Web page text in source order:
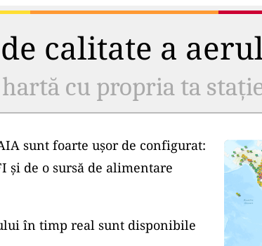
calitate a
cu propria ta
sunt foarte ușor de configurat:
și de o sursă de alimentare
în timp real sunt disponibile